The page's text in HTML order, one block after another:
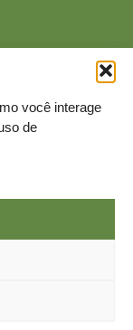
você interage
de